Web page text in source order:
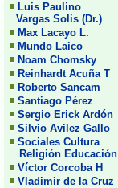
Luis Paulino
Vargas Solis (Dr.)
Max Lacayo L.
Mundo Laico
Noam Chomsky
Reinhardt Acuña T
Roberto Sancam
Santiago Pérez
Sergio Erick Ardón
Silvio Avilez Gallo
Sociales Cultura
Religión Educación
Víctor Corcoba H
Vladimir de la Cruz